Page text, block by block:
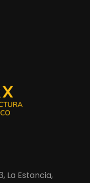
La Estancia,